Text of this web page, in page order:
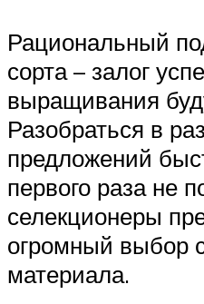
Рациональный
сорта – залог
выращивания
Разобраться в
предложений
первого раза не
селекционеры
огромный выбор
материала.